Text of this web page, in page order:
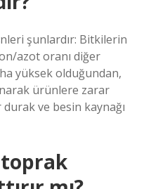
şunlardır: Bitkilerin
azot oranı diğer
yüksek olduğundan,
ürünlere zarar
ve besin kaynağı
toprak